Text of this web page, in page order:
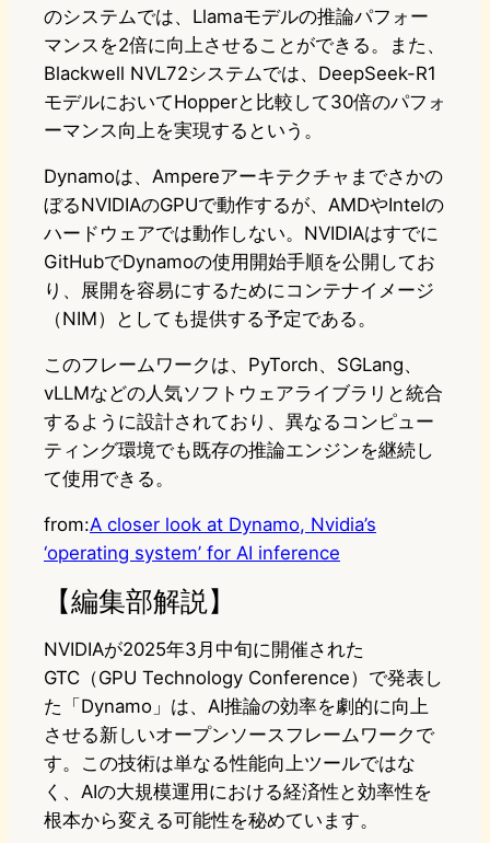
のシステムでは、Llamaモデルの推論パフォー
マンスを2倍に向上させることができる。また、
Blackwell NVL72システムでは、DeepSeek-R1
モデルにおいてHopperと比較して30倍のパフォ
ーマンス向上を実現するという。
Dynamoは、Ampereアーキテクチャまでさかの
ぼるNVIDIAのGPUで動作するが、AMDやIntelの
ハードウェアでは動作しない。NVIDIAはすでに
GitHubでDynamoの使用開始手順を公開してお
り、展開を容易にするためにコンテナイメージ
（NIM）としても提供する予定である。
このフレームワークは、PyTorch、SGLang、
vLLMなどの人気ソフトウェアライブラリと統合
するように設計されており、異なるコンピュー
ティング環境でも既存の推論エンジンを継続し
て使用できる。
from:A closer look at Dynamo, Nvidia’s
‘operating system’ for AI inference
【編集部解説】
NVIDIAが2025年3月中旬に開催された
GTC（GPU Technology Conference）で発表し
た「Dynamo」は、AI推論の効率を劇的に向上
させる新しいオープンソースフレームワークで
す。この技術は単なる性能向上ツールではな
く、AIの大規模運用における経済性と効率性を
根本から変える可能性を秘めています。